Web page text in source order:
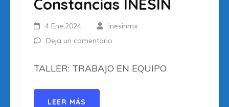
Constancias INESIN
4 Ene,2024
inesinmx
Deja un comentario
TALLER: TRABAJO EN EQUIPO
LEER MÁS